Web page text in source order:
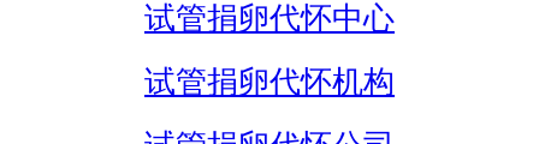
试管捐卵代怀中心
试管捐卵代怀机构